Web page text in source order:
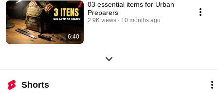
6:40
03 essential items for Urban
Preparers
2.9K views 10 months ago
Shorts